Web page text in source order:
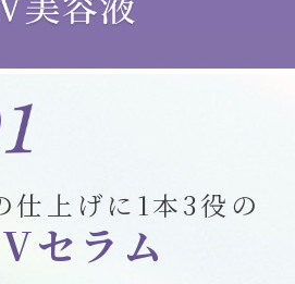
仕上げに 1本3役の
セラム